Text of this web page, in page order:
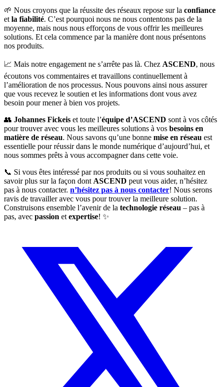
🌱 Nous croyons que la réussite des réseaux repose sur la confiance
et la fiabilité. C’est pourquoi nous ne nous contentons pas de la
moyenne, mais nous nous efforçons de vous offrir les meilleures
solutions. Et cela commence par la manière dont nous présentons
nos produits.
📈 Mais notre engagement ne s’arrête pas là. Chez ASCEND, nous
écoutons vos commentaires et travaillons continuellement à
l’amélioration de nos processus. Nous pouvons ainsi nous assurer
que vous recevez le soutien et les informations dont vous avez
besoin pour mener à bien vos projets.
👥 Johannes Fickeis et toute l’équipe d’ASCEND sont à vos côtés
pour trouver avec vous les meilleures solutions à vos besoins en
matière de réseau. Nous savons qu’une bonne mise en réseau est
essentielle pour réussir dans le monde numérique d’aujourd’hui, et
nous sommes prêts à vous accompagner dans cette voie.
📞 Si vous êtes intéressé par nos produits ou si vous souhaitez en
savoir plus sur la façon dont ASCEND peut vous aider, n’hésitez
pas à nous contacter. n’hésitez pas à nous contacter! Nous serons
ravis de travailler avec vous pour trouver la meilleure solution.
Construisons ensemble l’avenir de la technologie réseau – pas à
pas, avec passion et expertise! ✨